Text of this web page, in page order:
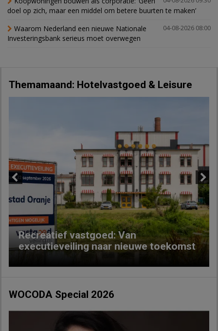
doel op zich, maar een middel om betere buurten te maken’
04-08-2026 08:00
Waarom Nederland een nieuwe Nationale
Investeringsbank serieus moet overwegen
Themamaand: Hotelvastgoed & Leisure
Recreatief vastgoed: Van
executieveiling naar nieuwe toekomst
Next
WOCODA Special 2026